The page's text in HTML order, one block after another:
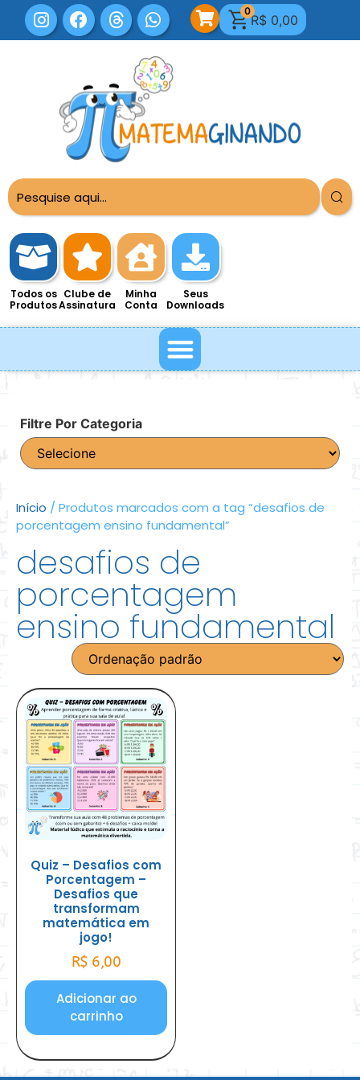
0
R$ 0,00
Todos os
Produtos
Clube de
Assinatura
Minha
Conta
Seus
Downloads
Filtre Por Categoria
Início / Produtos marcados com a tag “desafios de
porcentagem ensino fundamental”
desafios de
porcentagem
ensino fundamental
Quiz – Desafios com
Porcentagem –
Desafios que
transformam
matemática em
jogo!
R$ 6,00
Adicionar ao
carrinho